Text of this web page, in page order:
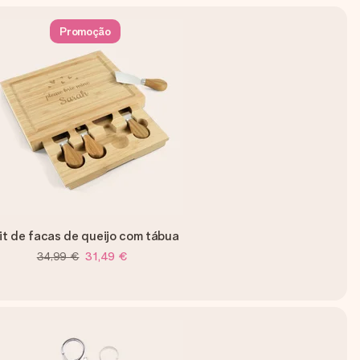
Promoção
de facas de queijo com tábua
34,99 € 31,49 €